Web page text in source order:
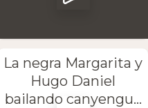
La negra Margarita y
Hugo Daniel
bailando canyengu...